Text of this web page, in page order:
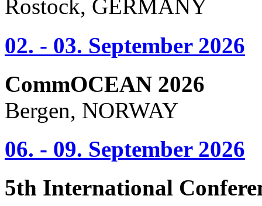
Rostock, GERMANY
02. - 03. September 2026
CommOCEAN 2026
Bergen, NORWAY
06. - 09. September 2026
5th International